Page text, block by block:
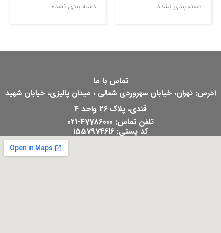
دسته-بندی-نشده دسته-بندی-نشده
تماس با ما
آدرس: تهران، خیابان سهروردی شمالی ، میدان پالیزی، خیابان شهید
قندی، پلاک 26 واحد 4
تلفن تماس: 47786000-021
کد پستی: 1557974616